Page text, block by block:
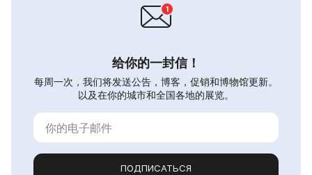
给你的一封信！
每周一次，我们将发送公告，博客，促销和博物馆更新。
以及在你的城市和全国各地的展览。
ПОДПИСАТЬСЯ